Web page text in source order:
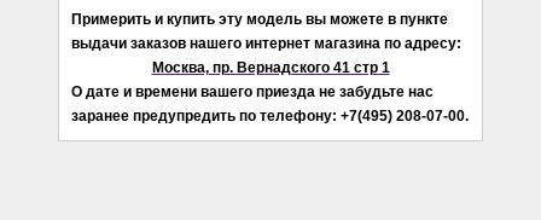
Примерить и купить эту модель вы можете в пункте
выдачи заказов нашего интернет магазина по адресу:
Москва, пр. Вернадского 41 стр 1
О дате и времени вашего приезда не забудьте нас
заранее предупредить по телефону: +7(495) 208-07-00.